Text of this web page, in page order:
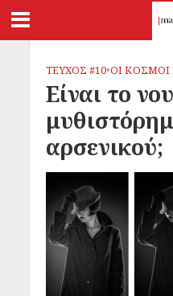
ΤΕΥΧΟΣ #10•OΙ
Είναι το
αρσενικού;